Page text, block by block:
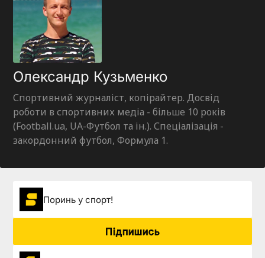
Олександр Кузьменко
Спортивний журналіст, копірайтер. Досвід
роботи в спортивних медіа - більше 10 років
(Football.ua, UA-Футбол та ін.). Спеціалізація -
закордонний футбол, Формула 1.
Поринь у спорт!
Підпишись